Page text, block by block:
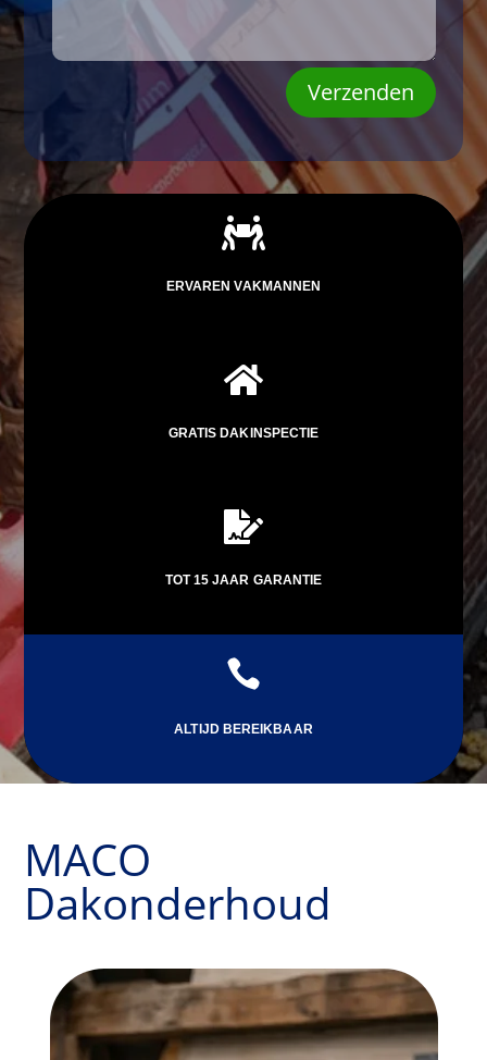
Verzenden

ERVAREN VAKMANNEN

GRATIS DAKINSPECTIE

TOT 15 JAAR GARANTIE

ALTIJD BEREIKBAAR
MACO
Dakonderhoud